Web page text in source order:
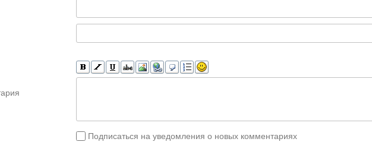
Подписаться на уведомления о новых комментариях